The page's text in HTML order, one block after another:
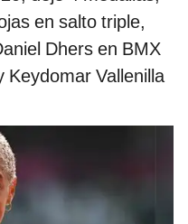
en salto triple,
Dhers en BMX
Keydomar Vallenilla